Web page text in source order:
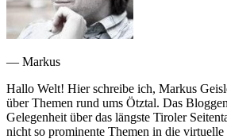
— Markus
Hallo Welt! Hier schreibe ich, Markus
über Themen rund ums Ötztal. Das
Gelegenheit über das längste Tiroler
nicht so prominente Themen in die